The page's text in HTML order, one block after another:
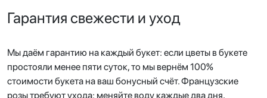
Гарантия свежести и уход
Мы даём гарантию на каждый букет: если цветы в букете
простояли менее пяти суток, то мы вернём 100%
стоимости букета на ваш бонусный счёт. Французские
розы требуют ухода: меняйте воду каждые два дня,